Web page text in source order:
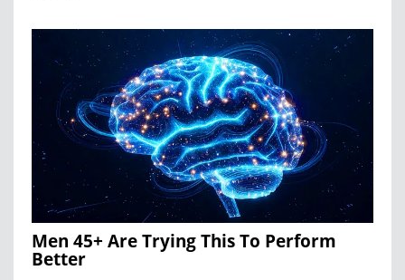
Men 45+ Are Trying This To Perform
Better